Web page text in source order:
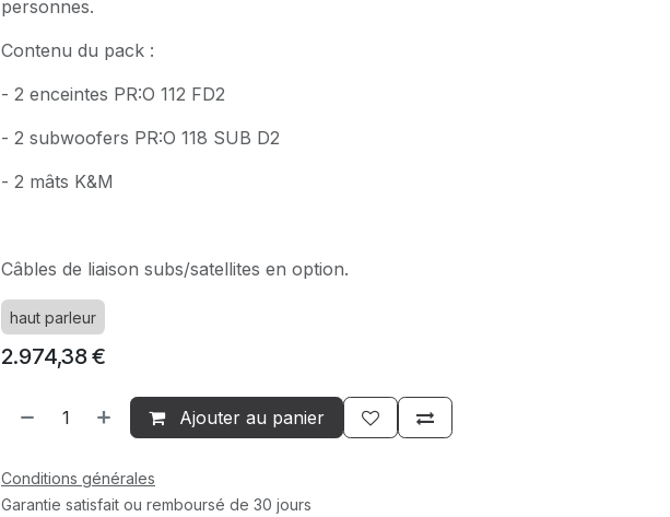
personnes.
Contenu du pack :
- 2 enceintes PR:O 112 FD2
- 2 subwoofers PR:O 118 SUB D2
- 2 mâts K&M
Câbles de liaison subs/satellites en option.
haut parleur
2.974,38€
Ajouter au panier
Conditions générales
Garantie satisfait ou remboursé de 30 jours